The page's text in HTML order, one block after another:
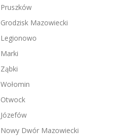
Pruszków
Grodzisk Mazowiecki
Legionowo
Marki
Ząbki
Wołomin
Otwock
Józefów
Nowy Dwór Mazowiecki